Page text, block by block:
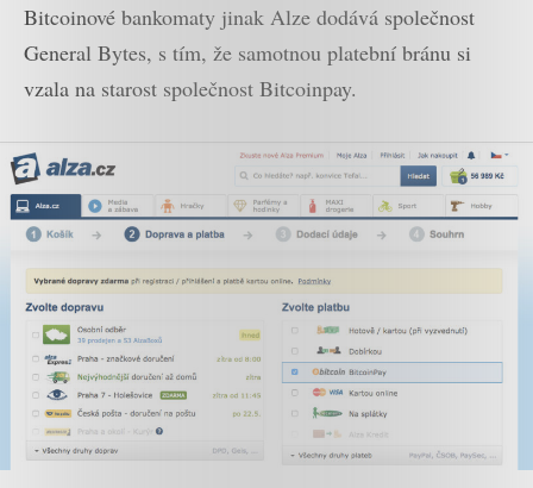
Bitcoinové bankomaty jinak Alze dodává společnost
General Bytes, s tím, že samotnou platební bránu si
vzala na starost společnost Bitcoinpay.